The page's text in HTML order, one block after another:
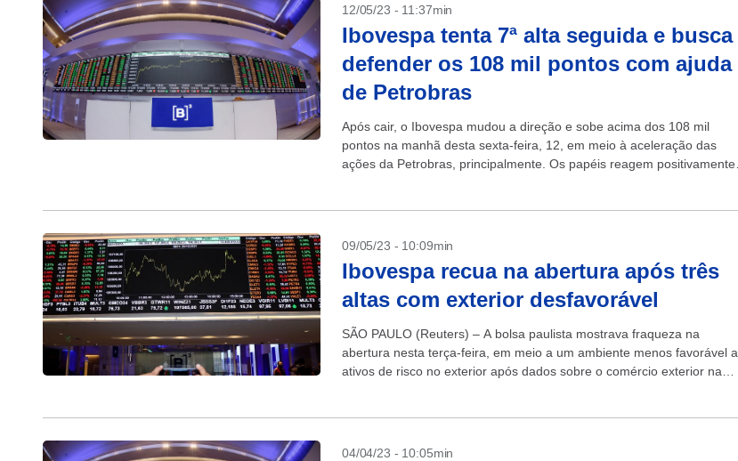
12/05/23 - 11:37min
Ibovespa tenta 7ª alta seguida e busca
defender os 108 mil pontos com ajuda
de Petrobras
Após cair, o Ibovespa mudou a direção e sobe acima dos 108 mil
pontos na manhã desta sexta-feira, 12, em meio à aceleração das
ações da Petrobras, principalmente. Os papéis reagem positivamente
09/05/23 - 10:09min
Ibovespa recua na abertura após três
altas com exterior desfavorável
SÃO PAULO (Reuters) – A bolsa paulista mostrava fraqueza na
abertura nesta terça-feira, em meio a um ambiente menos favorável a
ativos de risco no exterior após dados sobre o comércio exterior na
04/04/23 - 10:05min